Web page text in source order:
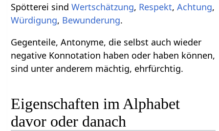
Spötterei sindWertschätzung, Respekt,Achtung,
Würdigung, Bewunderung.
Gegenteile, Antonyme, die selbst auch wieder
negative Konnotation haben oder haben können,
sind unter anderem mächtig, ehrfürchtig.
Eigenschaften im Alphabet
davor oder danach